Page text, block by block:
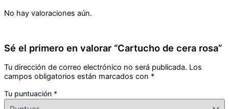
No hay valoraciones aún.
Sé el primero en valorar “Cartucho de cera rosa”
Tu dirección de correo electrónico no será publicada. Los
campos obligatorios están marcados con *
Tu puntuación *